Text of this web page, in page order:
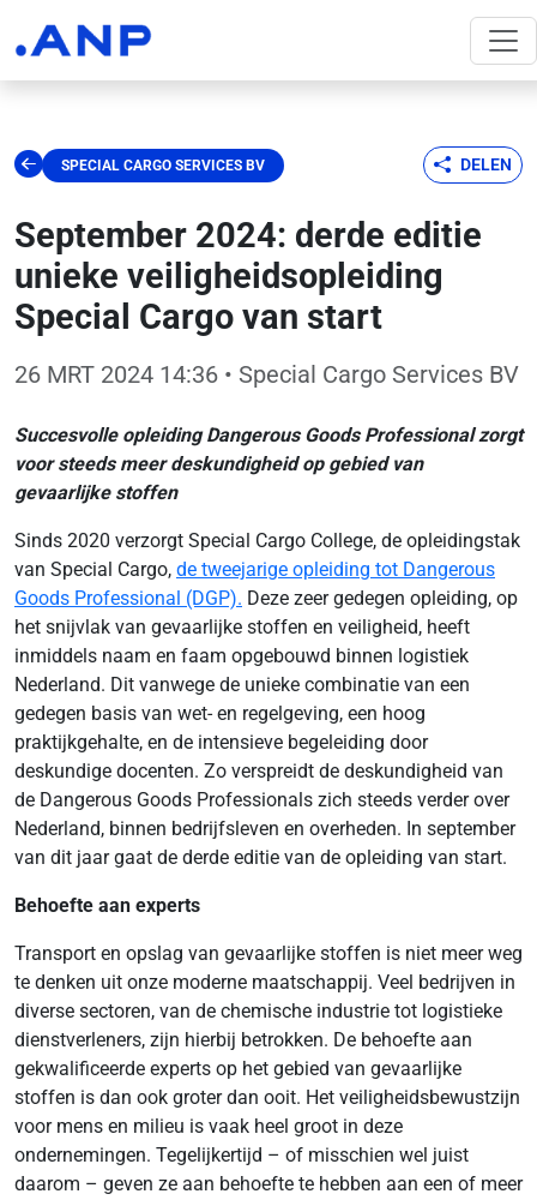
SPECIAL CARGO SERVICES BV DELEN
September 2024: derde editie
unieke veiligheidsopleiding
Special Cargo van start
26 MRT 2024 14:36 • Special Cargo Services BV
Succesvolle opleiding Dangerous Goods Professional zorgt
voor steeds meer deskundigheid op gebied van
gevaarlijke stoffen
Sinds 2020 verzorgt Special Cargo College, de opleidingstak
van Special Cargo, de tweejarige opleiding tot Dangerous
Goods Professional (DGP). Deze zeer gedegen opleiding, op
het snijvlak van gevaarlijke stoffen en veiligheid, heeft
inmiddels naam en faam opgebouwd binnen logistiek
Nederland. Dit vanwege de unieke combinatie van een
gedegen basis van wet- en regelgeving, een hoog
praktijkgehalte, en de intensieve begeleiding door
deskundige docenten. Zo verspreidt de deskundigheid van
de Dangerous Goods Professionals zich steeds verder over
Nederland, binnen bedrijfsleven en overheden. In september
van dit jaar gaat de derde editie van de opleiding van start.
Behoefte aan experts
Transport en opslag van gevaarlijke stoffen is niet meer weg
te denken uit onze moderne maatschappij. Veel bedrijven in
diverse sectoren, van de chemische industrie tot logistieke
dienstverleners, zijn hierbij betrokken. De behoefte aan
gekwalificeerde experts op het gebied van gevaarlijke
stoffen is dan ook groter dan ooit. Het veiligheidsbewustzijn
voor mens en milieu is vaak heel groot in deze
ondernemingen. Tegelijkertijd – of misschien wel juist
daarom – geven ze aan behoefte te hebben aan een of meer